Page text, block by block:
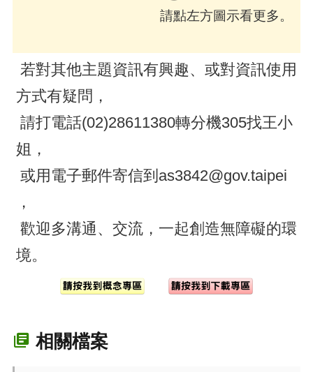
請點左方圖示看更多。
若對其他主題資訊有興趣、或對資訊使用
方式有疑問，
請打電話(02)28611380轉分機305找王小
姐，
或用電子郵件寄信到as3842@gov.taipei
，
歡迎多溝通、交流，一起創造無障礙的環
境。
相關檔案